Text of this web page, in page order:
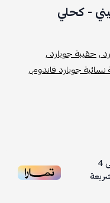
- كحلي
,حقيبة جويارد ,
جويارد فاندوم ,
4